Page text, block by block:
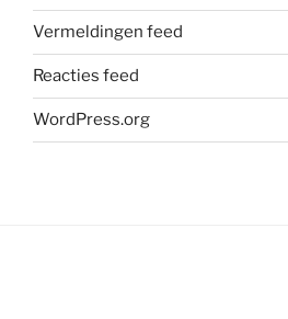
Vermeldingen feed
Reacties feed
WordPress.org